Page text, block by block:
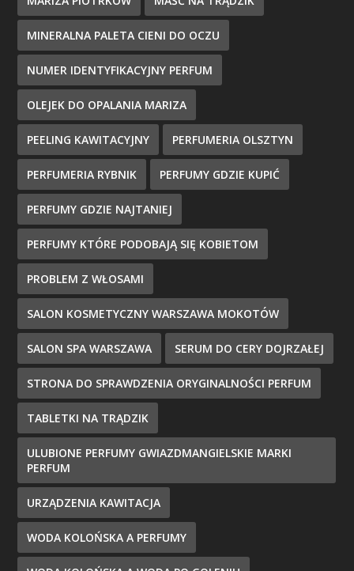
MINERALNA PALETA CIENI DO OCZU
NUMER IDENTYFIKACYJNY PERFUM
OLEJEK DO OPALANIA MARIZA
PEELING KAWITACYJNY PERFUMERIA OLSZTYN
PERFUMERIA RYBNIK PERFUMY GDZIE KUPIĆ
PERFUMY GDZIE NAJTANIEJ
PERFUMY KTÓRE PODOBAJĄ SIĘ KOBIETOM
PROBLEM Z WŁOSAMI
SALON KOSMETYCZNY WARSZAWA MOKOTÓW
SALON SPA WARSZAWA SERUM DO CERY DOJRZAŁEJ
STRONA DO SPRAWDZENIA ORYGINALNOŚCI PERFUM
TABLETKI NA TRĄDZIK
ULUBIONE PERFUMY GWIAZDMANGIELSKIE MARKI
PERFUM
URZĄDZENIA KAWITACJA
WODA KOLOŃSKA A PERFUMY